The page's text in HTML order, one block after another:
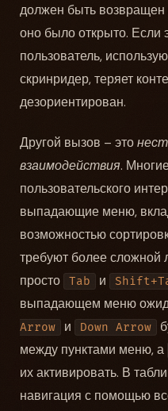
должен быть возвращен
оно было открыто. Если
пользователь,
скринридер, теряет
дезориентирован.
Другой вызов – это
взаимодействия.
пользовательского
выпадающие меню,
возможностью
требуют более сложной
просто
Tab и
выпадающем меню
Arrow
и Down Arrow
между пунктами меню, а
их активировать. В
навигация с помощью